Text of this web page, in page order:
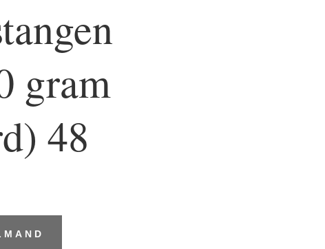
gram
48